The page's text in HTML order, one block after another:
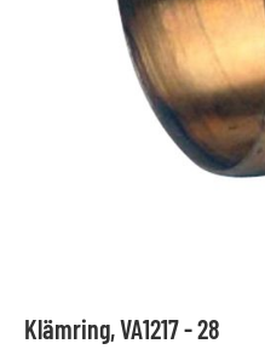
Klämring, VA1217 - 28